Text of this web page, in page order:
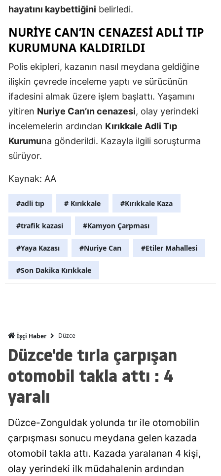
Isparta
İstanbul
İzmir
Kars
Kayseri
Kütahya
Rize
Sakarya
hayatını kaybettiğini belirledi.
NURIYE CAN’IN CENAZESI ADLI TIP
KURUMUNA KALDIRILDI
Polis ekipleri, kazanın nasıl meydana geldiğine
ilişkin çevrede inceleme yaptı ve sürücünün
ifadesini almak üzere işlem başlattı. Yaşamını
yitiren Nuriye Can’ın cenazesi, olay yerindeki
incelemelerin ardından Kırıkkale Adli Tıp
Kurumuna gönderildi. Kazayla ilgili soruşturma
sürüyor.
Kaynak: AA
#adli tıp # Kırıkkale #Kırıkkale Kaza
#trafik kazasi #Kamyon Çarpması
#Yaya Kazası #Nuriye Can #Etiler Mahallesi
#Son Dakika Kırıkkale
İşçi Haber Düzce
Düzce'de tırla çarpışan
otomobil takla attı : 4
yaralı
Düzce-Zonguldak yolunda tır ile otomobilin
çarpışması sonucu meydana gelen kazada
otomobil takla attı. Kazada yaralanan 4 kişi,
olay yerindeki ilk müdahalenin ardından